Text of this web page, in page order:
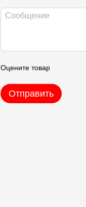
Оцените товар
Отправить